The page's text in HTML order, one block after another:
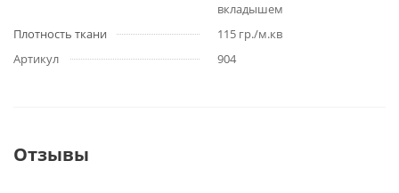
вкладышем
Плотность ткани
115 гр./м.кв
Артикул
904
Отзывы